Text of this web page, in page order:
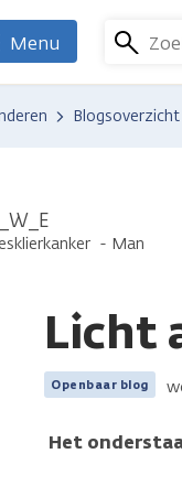
Menu
Blogsoverzicht
Man
Licht
Openbaar blog
Het